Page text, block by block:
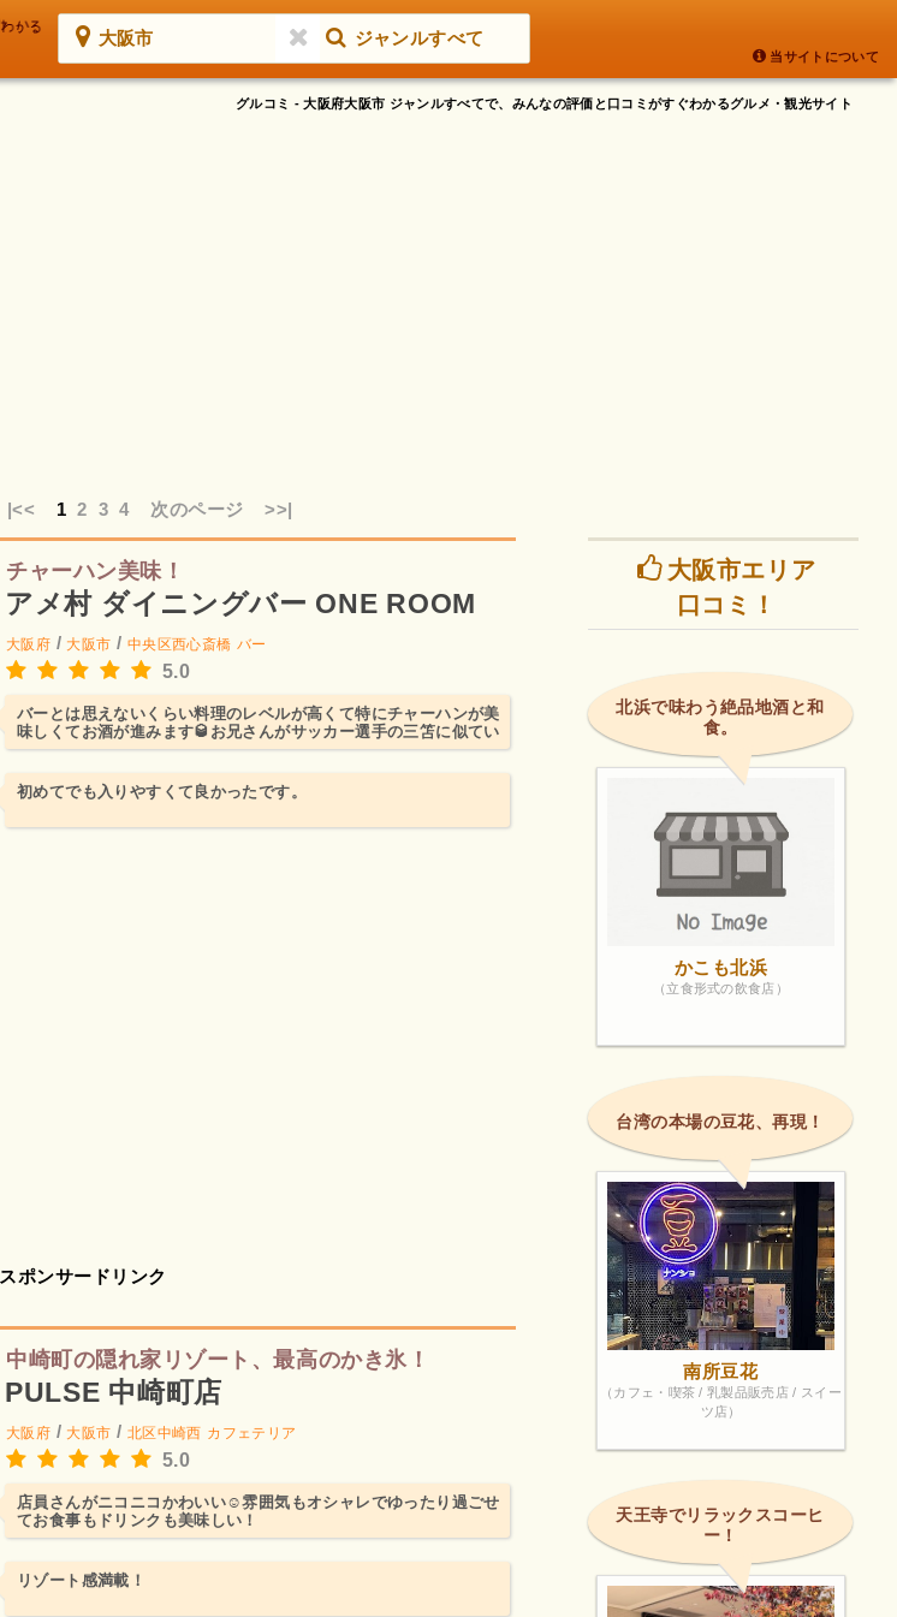
大阪市 ジャンルすべて
当サイトについて
グルコミ - 大阪府大阪市 ジャンルすべてで、みんなの評価と口コミがすぐわかるグルメ・観光サイト
|<< 12 3 4 次のページ >>|
チャーハン美味！
アメ村 ダイニングバー ONE ROOM
大阪府 / 大阪市 / 中央区西心斎橋 バー
5.0
バーとは思えないくらい料理のレベルが高くて特にチャーハンが美
味しくてお酒が進みます🥃お兄さんがサッカー選手の三笘に似てい
てイケメンです笑笑。
初めてでも入りやすくて良かったです。
スポンサードリンク
中崎町の隠れ家リゾート、最高のかき氷！
PULSE 中崎町店
大阪府 / 大阪市 / 北区中崎西 カフェテリア
5.0
店員さんがニコニコかわいい☺︎雰囲気もオシャレでゆったり過ごせ
てお食事もドリンクも美味しい！
リゾート感満載！
大阪市エリア
口コミ！
北浜で味わう絶品地酒と和
食。
かこも北浜
（立食形式の飲食店）
台湾の本場の豆花、再現！
南所豆花
（カフェ・喫茶 / 乳製品販売店 / スイー
ツ店）
天王寺でリラックスコーヒ
ー！